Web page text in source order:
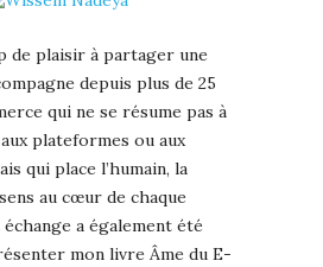
de plaisir à partager une
depuis plus de 25
qui ne se résume pas à
plateformes ou aux
qui place l’humain, la
au cœur de chaque
a également été
mon livre Âme du E-